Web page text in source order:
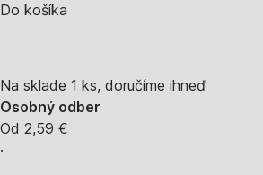
Do košíka
Na sklade 1 ks, doručíme ihneď
Osobný odber
Od 2,59 €
·